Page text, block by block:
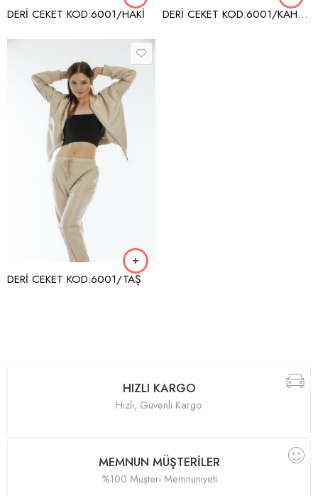
DERİ CEKET KOD:6001/HAKİ DERİ CEKET KOD:6001/KAHVERENGİ
DERİ CEKET KOD:6001/TAŞ
HIZLI KARGO
Hızlı, Güvenli Kargo
MEMNUN MÜŞTERILER
%100 Müşteri Memnuniyeti